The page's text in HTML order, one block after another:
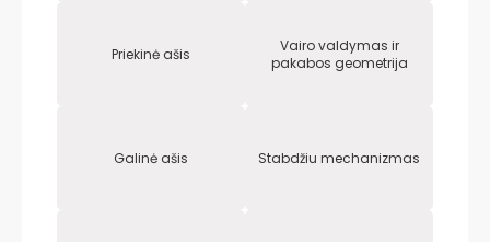
Priekinė ašis
Vairo valdymas ir
pakabos geometrija
Galinė ašis Stabdžiu mechanizmas